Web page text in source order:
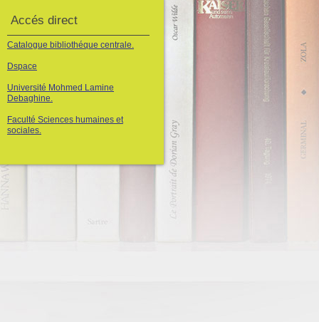
Accés direct
Catalogue bibliothéque centrale.
Dspace
Université Mohmed Lamine
Debaghine.
Faculté Sciences humaines et
sociales.